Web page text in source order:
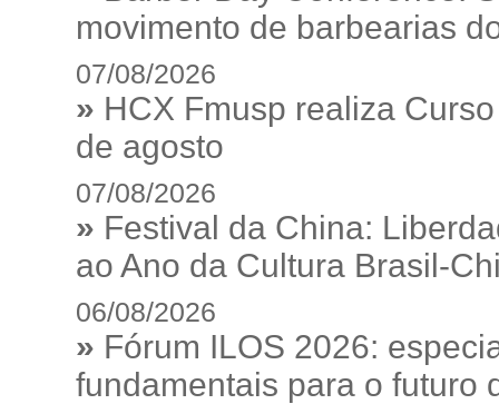
movimento de barbearias
07/08/2026
» HCX Fmusp realiza
de agosto
07/08/2026
» Festival da China:
ao Ano da Cultura Brasil-
06/08/2026
» Fórum ILOS 2026:
fundamentais para o futuro